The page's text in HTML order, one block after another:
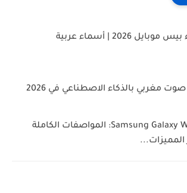
أفضل أسماء بيس موبايل 2026 | أسماء عربية
مغربي بالذكاء الاصطناعي في 2026
Samsung Galaxy Watch Ultra 2: المواصفات الكاملة
المميزات...